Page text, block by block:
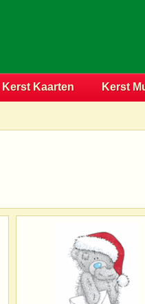
Kerst Kaarten Kerst